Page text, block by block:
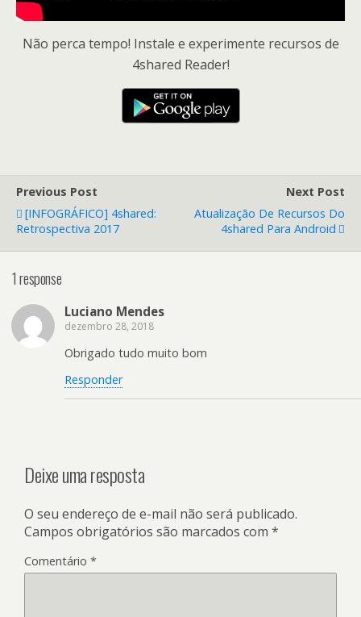
Não perca tempo! Instale e experimente recursos de
4shared Reader!
Previous Post
[INFOGRÁFICO] 4shared:
Retrospectiva 2017
Next Post
Atualização De Recursos Do
4shared Para Android
1 response
Luciano Mendes
dezembro 28, 2018
Obrigado tudo muito bom
Responder
Deixe uma resposta
O seu endereço de e-mail não será publicado.
Campos obrigatórios são marcados com *
Comentário *